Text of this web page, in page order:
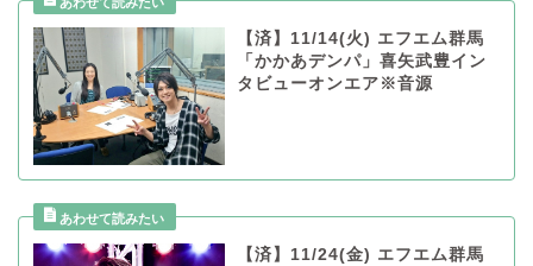
【済】11/14(火) エフエム群馬
「かかあデンパ」喜矢武豊イン
タビューオンエア※音源
【済】11/24(金) エフエム群馬